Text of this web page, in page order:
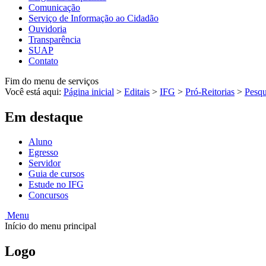
Comunicação
Serviço de Informação ao Cidadão
Ouvidoria
Transparência
SUAP
Contato
Fim do menu de serviços
Você está aqui: Página inicial > Editais > IFG > Pró-Reitorias >
Em destaque
Aluno
Egresso
Servidor
Guia de cursos
Estude no IFG
Concursos
Menu
Início do menu principal
Logo